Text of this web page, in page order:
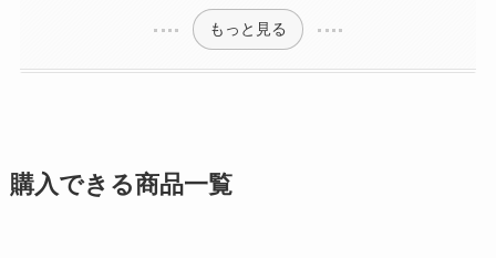
もっと見る
購入できる商品一覧